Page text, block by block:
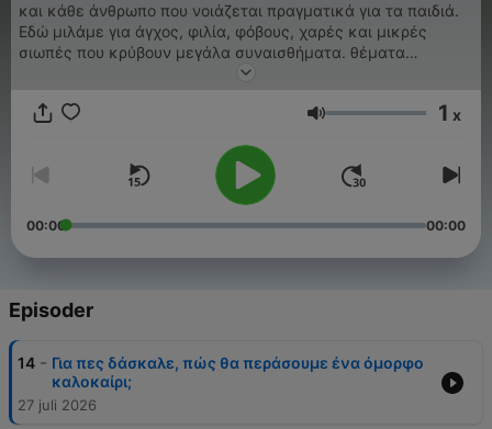
και κάθε άνθρωπο που νοιάζεται πραγματικά για τα παιδιά.
Εδώ μιλάμε για άγχος, φιλία, φόβους, χαρές και μικρές
σιωπές που κρύβουν μεγάλα συναισθήματα. θέματα
γονεϊκότητας, σχολείου, σχέσεων με παιδιά, γονείς,
θεωρίες και “πρέπει”, ψάχνουμε τρόπους να ακούμε, να
κάθε παιδί χρειάζεται κάποιον να του πει: «Σε βλέπω. Σε
ακούω. Είμαι εδώ.»
Volum 1 x
00:00 00:00
Episoder
14 - Για πες δάσκαλε, πώς θα περάσουμε ένα όμορφο
καλοκαίρι;
27 juli 2026